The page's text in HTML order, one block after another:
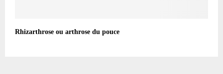
Rhizarthrose ou arthrose du pouce